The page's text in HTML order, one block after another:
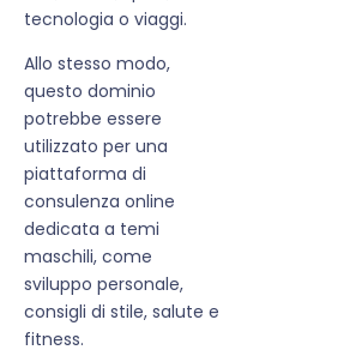
tecnologia o viaggi.
Allo stesso modo,
questo dominio
potrebbe essere
utilizzato per una
piattaforma di
consulenza online
dedicata a temi
maschili, come
sviluppo personale,
consigli di stile, salute e
fitness.